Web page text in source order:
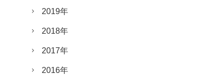
2019年
2018年
2017年
2016年